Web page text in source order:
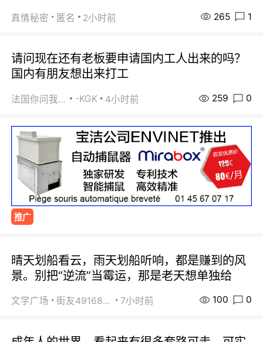
真情秘密 匿名 2小时前 265 1
请问现在还有老板要申请国内工人出来的吗？
国内有朋友想出来打工
法国你问我答 -KGK 4小时前 259 0
推广
晴天划船看云，雨天划船听响，都是赚到的风
景。别把“逆流”当霉运，那是老天想单独给
文学广场 街友49168527 7小时前 100 0